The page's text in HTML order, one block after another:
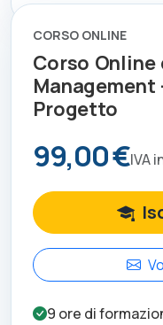
CORSO ONLINE
Corso
Progetto
99,00 €IVA
9 ore di